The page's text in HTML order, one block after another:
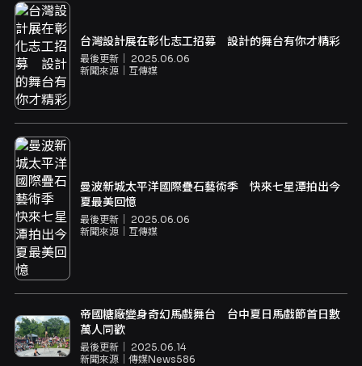
台灣設計展在彰化志工招募 設計的舞台有你才精彩
最後更新｜ 2025.06.06
新聞來源｜ 互傳媒
曼波新城太平洋國際疊石藝術季 快來七星潭拍出今
夏最美回憶
最後更新｜ 2025.06.06
新聞來源｜ 互傳媒
帝國糖廠變身奇幻馬戲舞台 台中夏日馬戲節首日數
萬人同歡
最後更新｜ 2025.06.14
新聞來源｜ 傳媒News586